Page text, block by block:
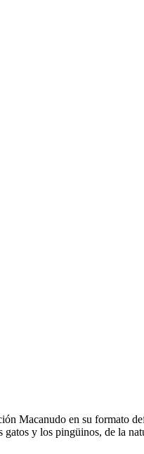
Macanudo en su formato
y los pingüinos, de la